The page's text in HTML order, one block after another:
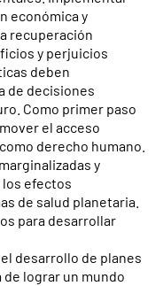
económica y
recuperación
y perjuicios
deben
de decisiones
Como primer paso
el acceso
derecho humano.
y
efectos
de salud planetaria.
para desarrollar
desarrollo de planes
de lograr un mundo